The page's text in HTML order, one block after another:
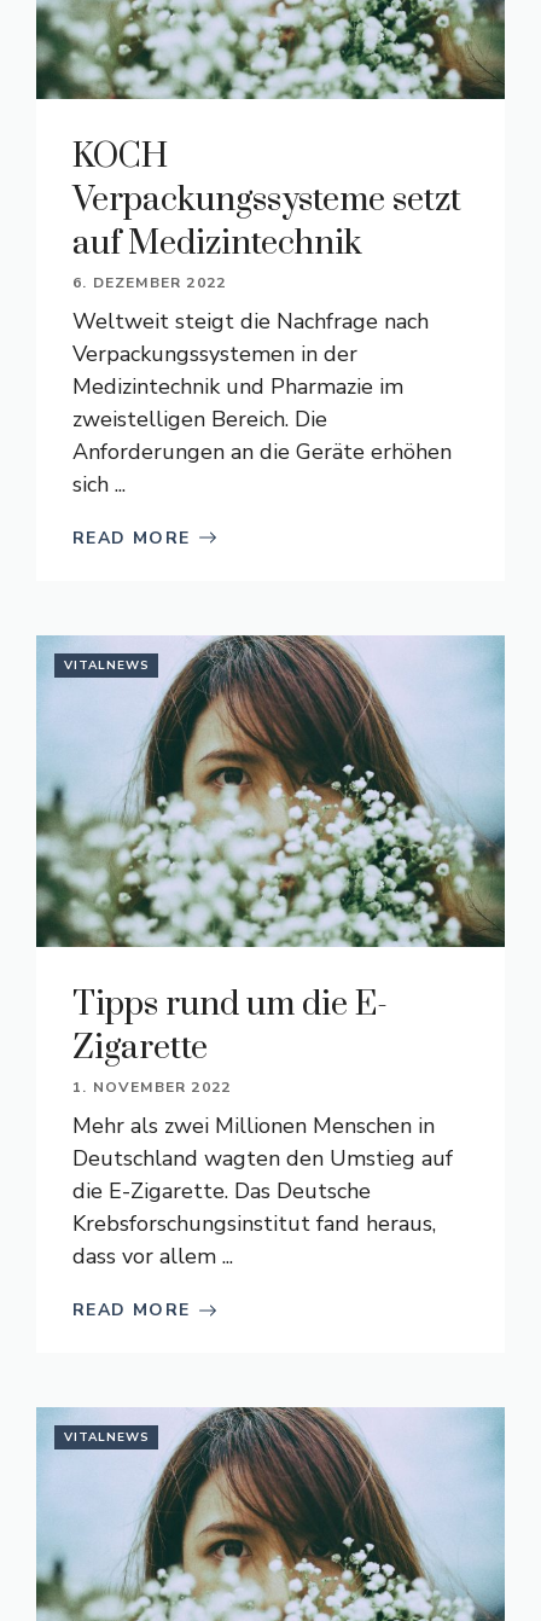
KOCH
Verpackungssysteme setzt
auf Medizintechnik
6. DEZEMBER 2022
Weltweit steigt die Nachfrage nach
Verpackungssystemen in der
Medizintechnik und Pharmazie im
zweistelligen Bereich. Die
Anforderungen an die Geräte erhöhen
sich ...
READ MORE
VITALNEWS
Tipps rund um die E-
Zigarette
1. NOVEMBER 2022
Mehr als zwei Millionen Menschen in
Deutschland wagten den Umstieg auf
die E-Zigarette. Das Deutsche
Krebsforschungsinstitut fand heraus,
dass vor allem ...
READ MORE
VITALNEWS